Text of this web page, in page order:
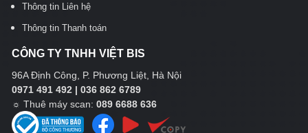
Thông tin Liên hệ
Thông tin Thanh toán
CÔNG TY TNHH VIỆT BIS
96A Định Công, P. Phương Liệt, Hà Nội
0971 491 492 | 036 862 6789
☼ Thuê máy scan: 089 6688 636